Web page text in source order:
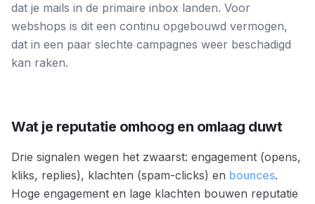
dat je mails in de primaire inbox landen. Voor
webshops is dit een continu opgebouwd vermogen,
dat in een paar slechte campagnes weer beschadigd
kan raken.
Wat je reputatie omhoog en omlaag duwt
Drie signalen wegen het zwaarst: engagement (opens,
kliks, replies), klachten (spam-clicks) en bounces.
Hoge engagement en lage klachten bouwen reputatie